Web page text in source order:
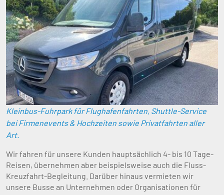
Kleinbus-Fuhrpark für Flughafenfahrten, Shuttle-Service
bei Firmenevents & Hochzeiten sowie Privatfahrten aller
Art.
Wir fahren für unsere Kunden hauptsächlich 4- bis 10 Tage-
Reisen, übernehmen aber beispielsweise auch die Fluss-
Kreuzfahrt-Begleitung. Darüber hinaus vermieten wir
unsere Busse an Unternehmen oder Organisationen für